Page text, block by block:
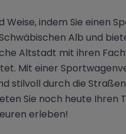
indem Sie einen
Alb und
Altstadt mit ihren
Mit einer
stilvoll durch die
Sie noch heute Ihren
erleben!